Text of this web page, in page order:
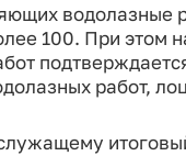
водолазные
100. При этом
работ,